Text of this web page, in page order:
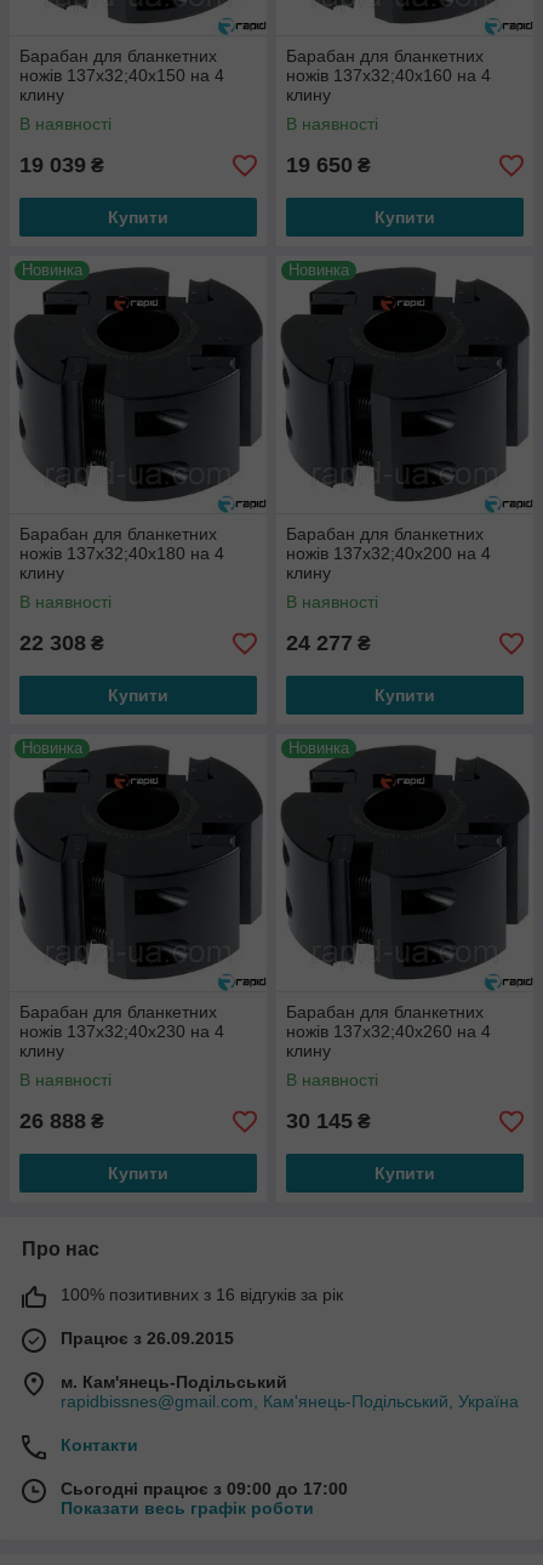
Барабан для бланкетних
ножів 137х32;40х150 на 4
клину
В наявності
19 039 ₴
Купити
Барабан для бланкетних
ножів 137х32;40х160 на 4
клину
В наявності
19 650 ₴
Купити
Новинка
Барабан для бланкетних
ножів 137х32;40х180 на 4
клину
В наявності
22 308 ₴
Купити
Новинка
Барабан для бланкетних
ножів 137х32;40х200 на 4
клину
В наявності
24 277 ₴
Купити
Новинка
Барабан для бланкетних
ножів 137х32;40х230 на 4
клину
В наявності
26 888 ₴
Купити
Новинка
Барабан для бланкетних
ножів 137х32;40х260 на 4
клину
В наявності
30 145 ₴
Купити
Про нас
100% позитивних з 16 відгуків за рік
Працює з 26.09.2015
м. Кам'янець-Подільський
rapidbissnes@gmail.com, Кам'янець-Подільський, Україна
Контакти
Сьогодні працює з 09:00 до 17:00
Показати весь графік роботи